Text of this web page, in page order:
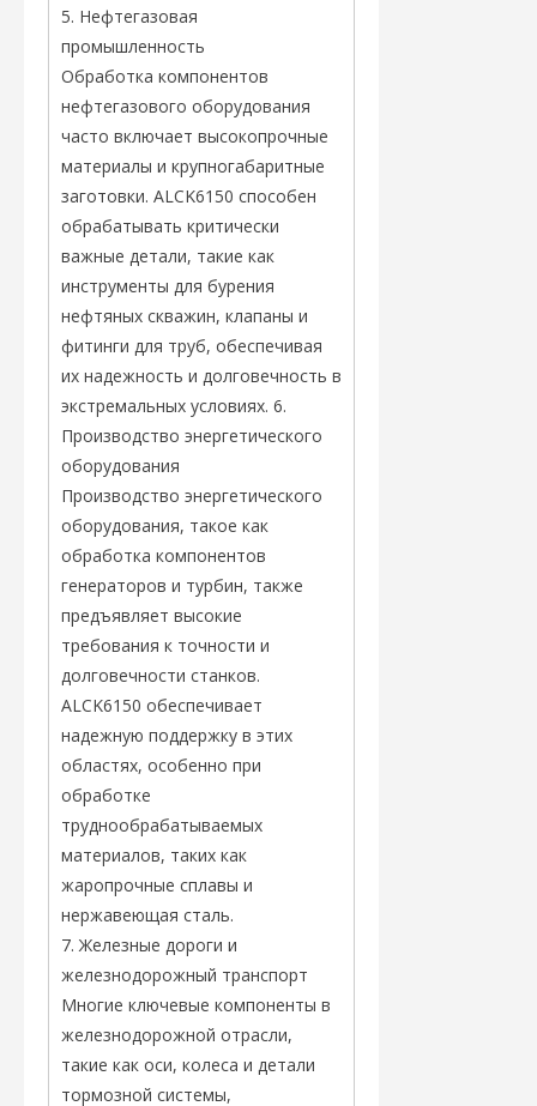
5. Нефтегазовая
промышленность
Обработка компонентов
нефтегазового оборудования
часто включает высокопрочные
материалы и крупногабаритные
заготовки. ALCK6150 способен
обрабатывать критически
важные детали, такие как
инструменты для бурения
нефтяных скважин, клапаны и
фитинги для труб, обеспечивая
их надежность и долговечность в
экстремальных условиях. 6.
Производство энергетического
оборудования
Производство энергетического
оборудования, такое как
обработка компонентов
генераторов и турбин, также
предъявляет высокие
требования к точности и
долговечности станков.
ALCK6150 обеспечивает
надежную поддержку в этих
областях, особенно при
обработке
труднообрабатываемых
материалов, таких как
жаропрочные сплавы и
нержавеющая сталь.
7. Железные дороги и
железнодорожный транспорт
Многие ключевые компоненты в
железнодорожной отрасли,
такие как оси, колеса и детали
тормозной системы,